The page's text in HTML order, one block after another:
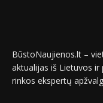
BūstoNaujienos.lt –
aktualijas iš Lietuvos
rinkos ekspertų